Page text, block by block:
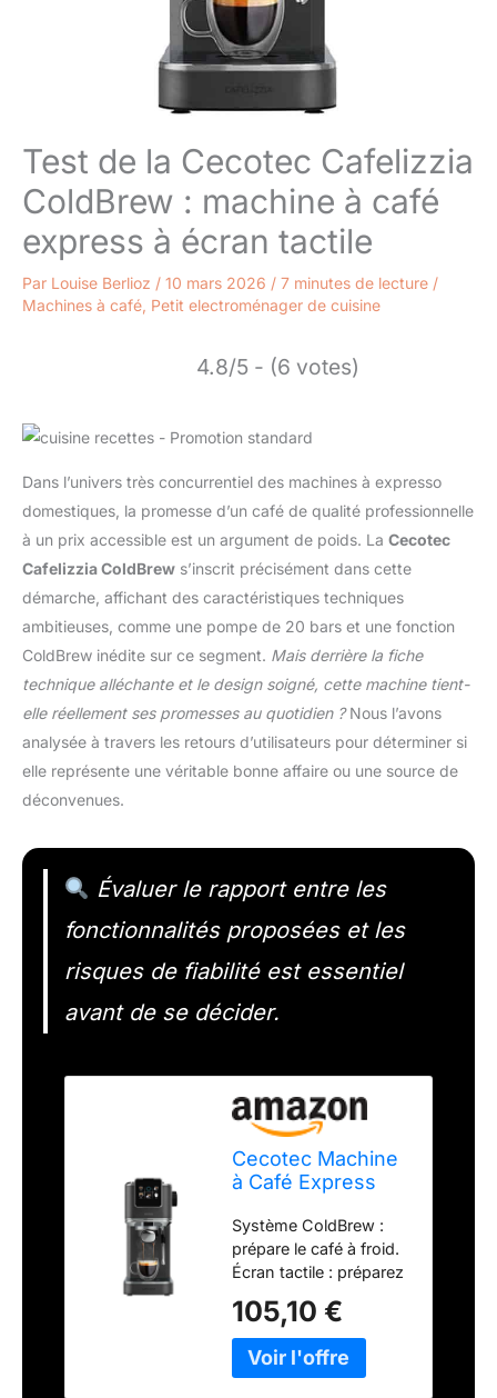
Test de la Cecotec Cafelizzia
ColdBrew : machine à café
express à écran tactile
Par Louise Berlioz / 10 mars 2026 / 7 minutes de lecture /
Machines à café Petit electroménager de cuisine
4.8/5 - (6 votes)
Dans l’univers très concurrentiel des machines à expresso
domestiques, la promesse d’un café de qualité professionnelle
à un prix accessible est un argument de poids. La Cecotec
Cafelizzia ColdBrew s’inscrit précisément dans cette
démarche, affichant des caractéristiques techniques
ambitieuses, comme une pompe de 20 bars et une fonction
ColdBrew inédite sur ce segment. Mais derrière la fiche
technique alléchante et le design soigné, cette machine tient-
elle réellement ses promesses au quotidien ?Nous l’avons
analysée à travers les retours d’utilisateurs pour déterminer si
elle représente une véritable bonne affaire ou une source de
déconvenues.
Évaluer le rapport entre les
fonctionnalités proposées et les
risques de fiabilité est essentiel
avant de se décider.
Cecotec Machine
à Café Express
ColdBrew.Écran
Tactile, Système
ColdBrew, Pompe
à Pression 20
Bars, Buse Vapeur
Orientable,
Réservoir
Système ColdBrew :
prépare le café à froid.
Écran tactile : préparez
cappuccinos
rapidement grâce à la
commodité de son
105,10 €